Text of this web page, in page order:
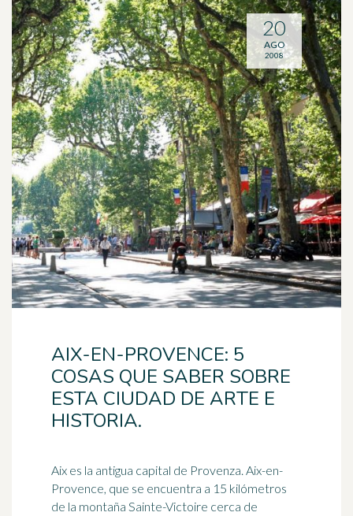
AIX-EN-PROVENCE: 5
COSAS QUE SABER SOBRE
ESTA CIUDAD DE ARTE E
HISTORIA.
Aix es la antigua capital de Provenza. Aix-en-
Provence, que se encuentra a 15 kilómetros
de la montaña Sainte-Victoire cerca de
20
AGO
2008